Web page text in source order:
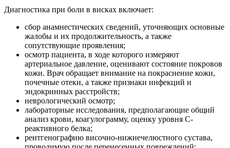
Диагностика при боли в висках включает:
сбор анамнестических сведений, уточняющих основные
жалобы и их продолжительность, а также
сопутствующие проявления;
осмотр пациента, в ходе которого измеряют
артериальное давление, оценивают состояние покровов
кожи. Врач обращает внимание на покраснение кожи,
почечные отеки, а также признаки инфекций и
эндокринных расстройств;
неврологический осмотр;
лабораторные исследования, предполагающие общий
анализ крови, коагулограмму, оценку уровня С-
реактивного белка;
рентгенографию височно-нижнечелюстного сустава,